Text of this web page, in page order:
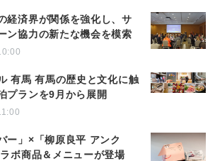
経済界が関係を強化し、サ
ン協力の新たな機会を模索
有馬 有馬の歴史と文化に触
プランを9月から展開
ー」×「柳原良平 アンク
ボ商品＆メニューが登場